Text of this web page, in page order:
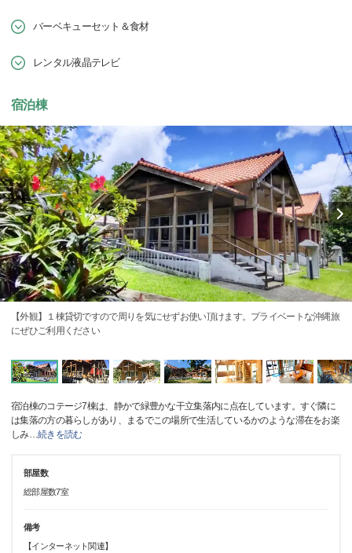
バーベキューセット＆食材
レンタル液晶テレビ
宿泊棟
【外観】１棟貸切ですので周りを気にせずお使い頂けます。プライベートな沖縄旅
にぜひご利用ください
宿泊棟のコテージ7棟は、静かで緑豊かな干立集落内に点在しています。すぐ隣に
は集落の方の暮らしがあり、まるでこの場所で生活しているかのような滞在をお楽
しみ…続きを読む
部屋数
総部屋数7室
備考
【インターネット関連】